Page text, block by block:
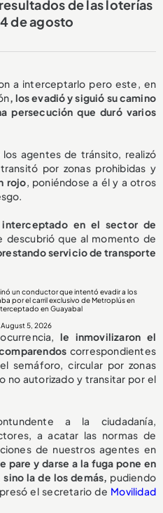
de las loterías
de agosto
a interceptarlo pero este, en
, los evadió y siguió su camino
persecución que duró varios
agentes de tránsito, realizó
por zonas prohibidas y
rojo, poniéndose a él y a otros
en el sector de
descubrió que al momento de
servicio de transporte
un conductor que intentó evadir a los
por el carril exclusivo de Metroplús en
en Guayabal
August 5, 2026
le inmovilizaron el
correspondientes
semáforo, circular por zonas
no autorizado y transitar por el
a la ciudadanía,
a acatar las normas de
de nuestros agentes en
pare y darse a la fuga pone en
la de los demás, pudiendo
el secretario de Movilidad